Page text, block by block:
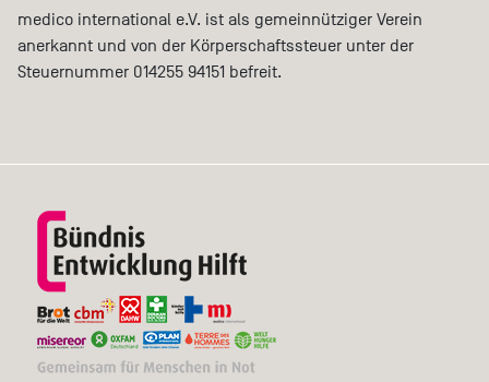
medico international e.V. ist als gemeinnütziger Verein
anerkannt und von der Körperschaftssteuer unter der
Steuernummer 014255 94151 befreit.